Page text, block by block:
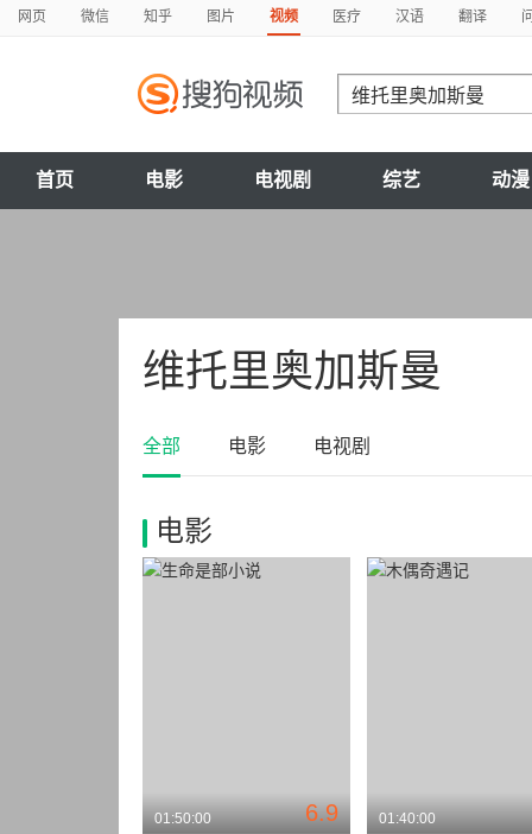
网页 微信 知乎 图片 视频 医疗 汉语 翻译
首页 电影 电视剧 综艺 动漫
维托里奥加斯曼
全部 电影 电视剧
电影
6.9
01:50:00 01:40:00